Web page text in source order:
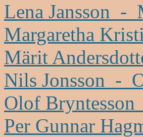
Lena Jansson -
Margaretha
Märit
Nils Jonsson -
Olof
Per Gunnar